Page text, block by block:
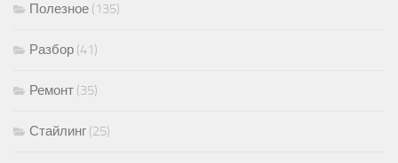
Полезное (135)
Разбор (41)
Ремонт (35)
Стайлинг (25)